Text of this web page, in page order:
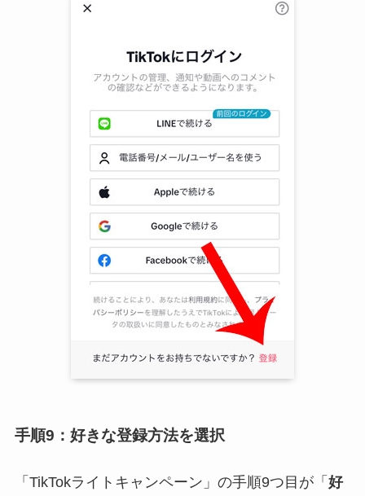
手順9：好きな登録方法を選択
「TikTokライトキャンペーン」の手順9つ目が「 好